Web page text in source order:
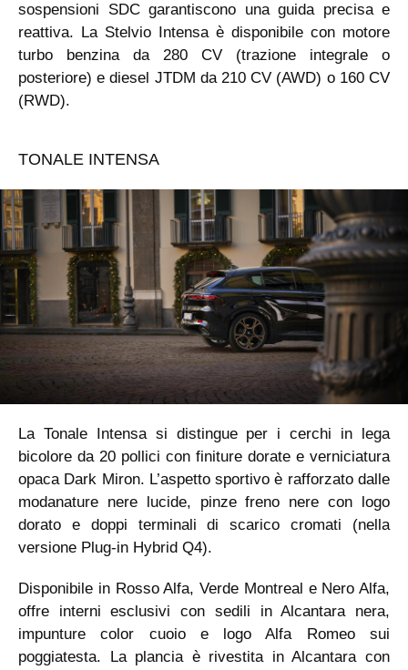
sospensioni SDC garantiscono una guida precisa e
reattiva. La Stelvio Intensa è disponibile con motore
turbo benzina da 280 CV (trazione integrale o
posteriore) e diesel JTDM da 210 CV (AWD) o 160 CV
(RWD).
TONALE INTENSA
La Tonale Intensa si distingue per i cerchi in lega
bicolore da 20 pollici con finiture dorate e verniciatura
opaca Dark Miron. L’aspetto sportivo è rafforzato dalle
modanature nere lucide, pinze freno nere con logo
dorato e doppi terminali di scarico cromati (nella
versione Plug-in Hybrid Q4).
Disponibile in Rosso Alfa, Verde Montreal e Nero Alfa,
offre interni esclusivi con sedili in Alcantara nera,
impunture color cuoio e logo Alfa Romeo sui
poggiatesta. La plancia è rivestita in Alcantara con